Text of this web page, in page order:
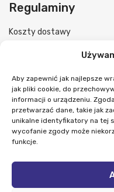
Aby zapewnić jak najlepsze
jak pliki cookie, do
informacji o urządzeniu.
przetwarzać dane, takie jak
unikalne identyfikatory na tej
wycofanie zgody może
funkcje.
Regulaminy
Koszty dostawy
Polityka prywatności
Reklamacje i zwroty
Śledź nas